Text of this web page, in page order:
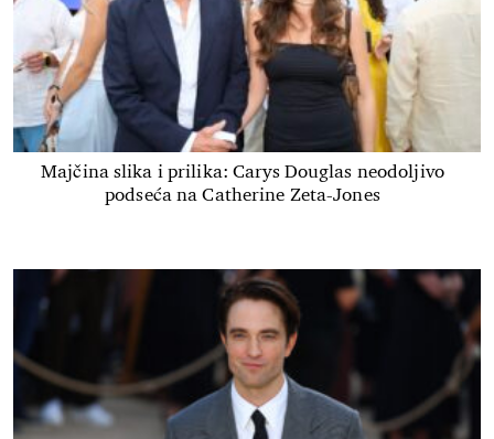
Majčina slika i prilika: Carys Douglas neodoljivo
podseća na Catherine Zeta-Jones